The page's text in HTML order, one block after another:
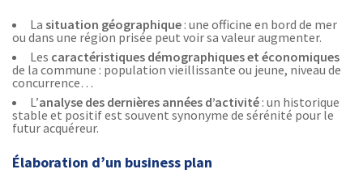
La situation géographique : une officine en bord de mer
ou dans une région prisée peut voir sa valeur augmenter.
Les caractéristiques démographiques et économiques
de la commune : population vieillissante ou jeune, niveau de
concurrence…
L’analyse des dernières années d’activité : un historique
stable et positif est souvent synonyme de sérénité pour le
futur acquéreur.
Élaboration d’un business plan